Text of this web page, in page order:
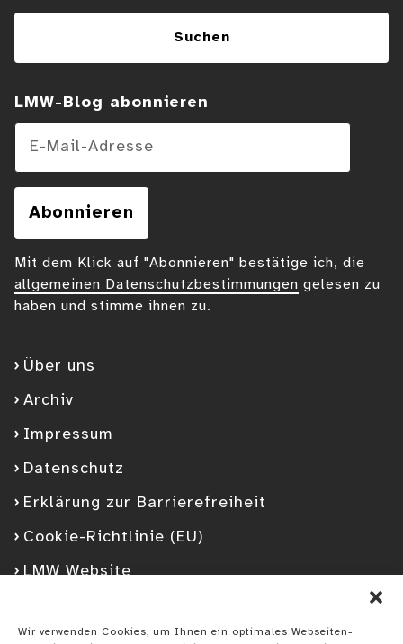
Wir verwenden Cookies, um Ihnen ein optimales Webseiten-
Über uns
Archiv
Impressum
Datenschutz
Erklärung zur Barrierefreiheit
Cookie-Richtlinie (EU)
LMW Website
FacebookGoogleplusYouTubeInstagramSpotify
LMW-Blog abonnieren
Mit dem Klick auf "Abonnieren" bestätige ich, die
allgemeinen Datenschutzbestimmungen gelesen zu
haben und stimme ihnen zu.
E-Mail-Adresse
Abonnieren
Suchen